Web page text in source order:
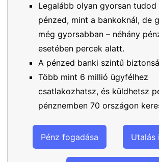
Legalább olyan gyorsan
pénzed, mint a bankoknál, de
még gyorsabban – néhány
esetében percek alatt.
A pénzed banki szintű
Több mint 6 millió ügyfélhez
csatlakozhatsz, és küldhetsz
pénznemben 70 országon
Pénz fogadása Utalás